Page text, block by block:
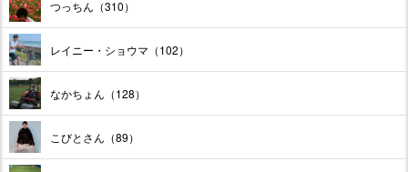
つっちん（310）
レイニー・ショウマ（102）
なかちょん（128）
こびとさん（89）